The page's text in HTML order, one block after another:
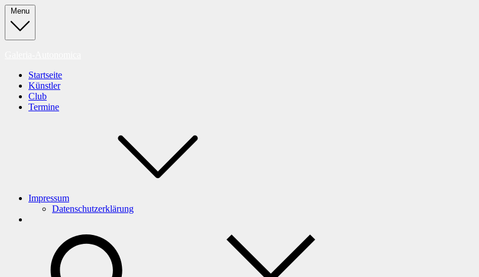
Skip
to
content
Menu
Startseite
Künstler
Club
Termine
Impressum
Datenschutzerklärung